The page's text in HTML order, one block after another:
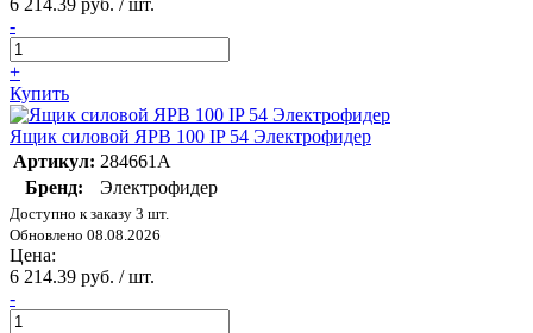
6 214.39 руб. / шт.
-
+
Купить
Ящик силовой ЯРВ 100 IP 54 Электрофидер
Артикул: 284661А
Бренд:
Электрофидер
Доступно к заказу 3 шт.
Обновлено 08.08.2026
Цена:
6 214.39 руб. / шт.
-